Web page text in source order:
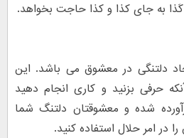
به جاى کذا و کذا حاجت بخواهد.
دلتنگی در معشوق می باشد. این
حرفی بزنید و کاری انجام دهید
شده و معشوقتان دلتنگ شما
در امر حلال استفاده کنید.